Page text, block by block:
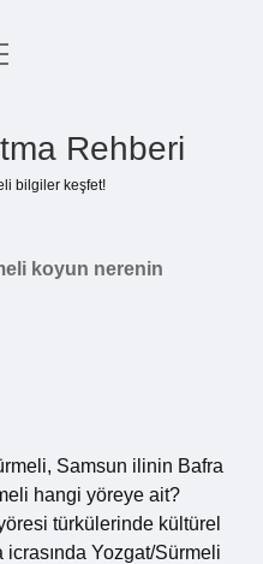
Rehberi
bilgiler keşfet!
koyun nerenin
Samsun ilinin Bafra
hangi yöreye ait?
türkülerinde kültürel
Yozgat/Sürmeli